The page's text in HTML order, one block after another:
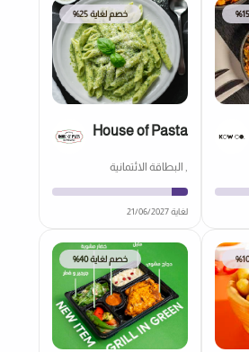
خصم لغاية 25%
House of Pasta
, البطاقة الائتمانية
لغاية 21/06/2027
خصم لغاية 40%